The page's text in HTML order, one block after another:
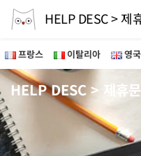
HELP DESC > 제
프랑스 이탈리아 영국
HELP DESC > 제휴